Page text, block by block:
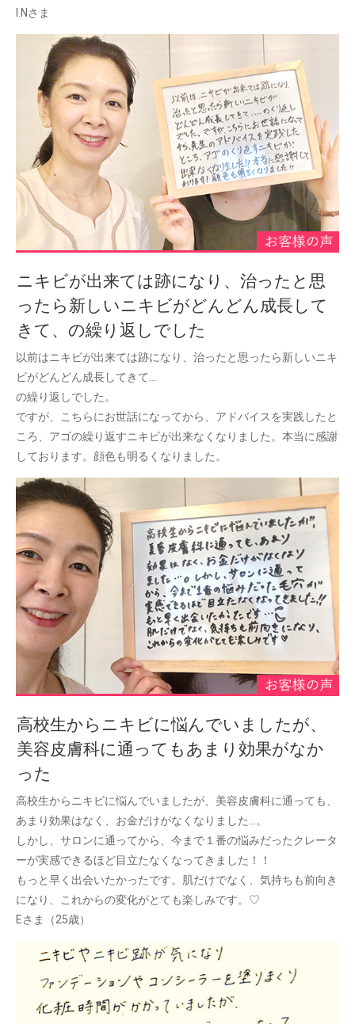
I.Nさま
ニキビが出来ては跡になり、治ったと思
ったら新しいニキビがどんどん成長して
きて、の繰り返しでした
以前はニキビが出来ては跡になり、治ったと思ったら新しいニキ
ビがどんどん成長してきて…
の繰り返しでした。
ですが、こちらにお世話になってから、アドバイスを実践したと
ころ、アゴの繰り返すニキビが出来なくなりました。本当に感謝
しております。顔色も明るくなりました。
高校生からニキビに悩んでいましたが、
美容皮膚科に通ってもあまり効果がなか
った
高校生からニキビに悩んでいましたが、美容皮膚科に通っても、
あまり効果はなく、お金だけがなくなりました…。
しかし、サロンに通ってから、今まで１番の悩みだったクレータ
ーが実感できるほど目立たなくなってきました！！
もっと早く出会いたかったです。肌だけでなく、気持ちも前向き
になり、これからの変化がとても楽しみです。♡
Eさま（25歳）